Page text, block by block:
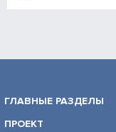
ГЛАВНЫЕ РАЗДЕЛЫ
ПРОЕКТ